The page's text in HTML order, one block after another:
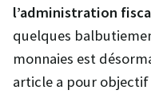
l’administration
quelques
monnaies est
article a pour